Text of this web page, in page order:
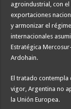
agroindustrial, con
exportaciones
y armonizar el
internacionales
Estratégica
Ardohain.
El tratado contempla
vigor, Argentina no
la Unión Europea.